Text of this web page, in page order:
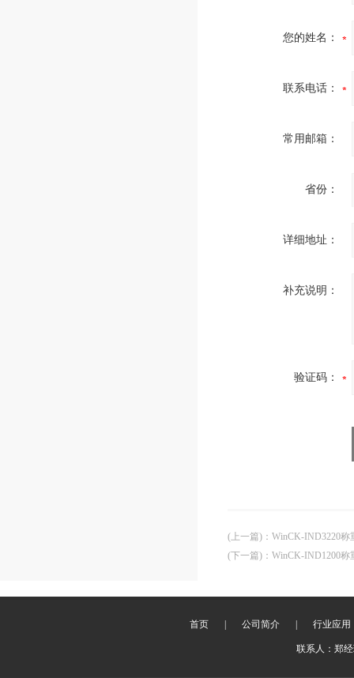
您的姓名：
联系电话：
常用邮箱：
省份：
详细地址：
补充说明：
验证码：
(上一篇) ： WinCK-IND3220称
(下一篇) ： WinCK-IND1200称
首页 公司简介 行业应用
联系人：郑